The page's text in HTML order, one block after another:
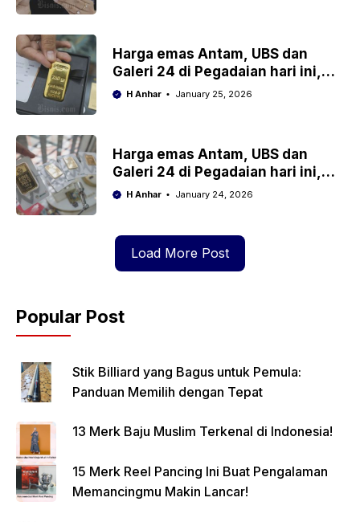
Harga emas Antam, UBS dan
Galeri 24 di Pegadaian hari ini,
Minggu, 25 Januari 2026
H Anhar January 25, 2026
Harga emas Antam, UBS dan
Galeri 24 di Pegadaian hari ini,
Sabtu 24 Januari 2026
H Anhar January 24, 2026
Load More Post
Popular Post
Stik Billiard yang Bagus untuk Pemula:
Panduan Memilih dengan Tepat
13 Merk Baju Muslim Terkenal di Indonesia!
15 Merk Reel Pancing Ini Buat Pengalaman
Memancingmu Makin Lancar!